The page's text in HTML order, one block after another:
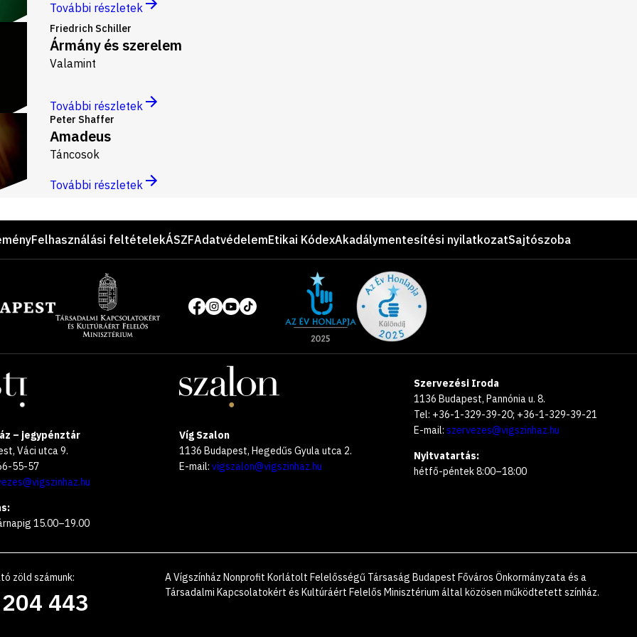
További részletek
Friedrich Schiller
Ármány és szerelem
Valamint
További részletek
Peter Shaffer
Amadeus
Táncosok
További részletek
Felhasználási feltételekÁSZFAdatvédelemEtikai KódexAkadálymentesítési nyilatkozatSajtószoba
Közösségi
média
the
– jegypénztár
Váci utca 9.
55-57
15.00–19.00
Víg Szalon
1136 Budapest, Hegedűs Gyula utca 2.
E-mail: vigszalon@vigszinhaz.hu
Szervezési Iroda
1136 Budapest, Pannónia u. 8.
Tel: +36-1-329-39-20; +36-1-329-39-21
E-mail: szervezes@vigszinhaz.hu
Nyitvatartás:
hétfő-péntek 8:00–18:00
zöld számunk:
443
A Vígszínház Nonprofit Korlátolt Felelősségű Társaság Budapest Főváros Önkormányzata és a
Társadalmi Kapcsolatokért és Kultúráért Felelős Minisztérium által közösen működtetett színház.